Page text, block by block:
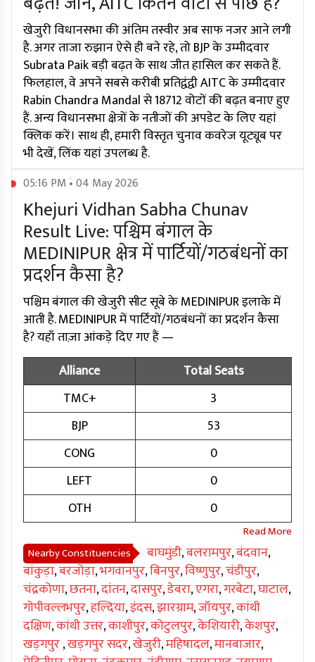
खेजुरी विधानसभा की अंतिम तस्वीर अब साफ नजर आने लगी
है. अगर ताजा रुझान ऐसे ही बने रहे, तो BJP के उम्मीदवार
Subrata Paik बड़ी बढ़त के साथ जीत हासिल कर सकते हैं.
फिलहाल, वे अपने सबसे करीबी प्रतिद्वंद्वी AITC के उम्मीदवार
Rabin Chandra Mandal से 18712 वोटों की बढ़त बनाए हुए
हैं. अन्य विधानसभा क्षेत्रों के नतीजों की अपडेट के लिए यहां
क्लिक करें। साथ ही, हमारी विस्तृत चुनाव कवरेज यूट्यूब पर
भी देखें, लिंक यहां उपलब्ध है.
05:16 PM • 04 May 2026
Khejuri Vidhan Sabha Chunav
Result Live: पश्चिम बंगाल के
MEDINIPUR क्षेत्र में पार्टियों/गठबंधनों का
प्रदर्शन कैसा है?
पश्चिम बंगाल की खेजुरी सीट सूबे के MEDINIPUR इलाके में
आती है. MEDINIPUR में पार्टियों/गठबंधनों का प्रदर्शन कैसा
है? यहाँ ताज़ा आंकड़े दिए गए हैं —
Alliance
Total Seats
TMC+
3
BJP
53
CONG
0
LEFT
0
OTH
0
Nearby Constituencies बाघमुंडी,बलरामपुर,बंदवान,
बांकुड़ा,बरजोड़ा,भगवानपुर,बिनपुर,विष्णुपुर,चंडीपुर,
चंद्रकोणा,छतना,दांतन,दासपुर,डेबरा,एगरा,गरबेटा,घाटाल,
गोपीवल्लभपुर,हल्दिया,इंदस,झारग्राम,जॉयपुर,कांथी
दक्षिण,कांथी उत्तर,काशीपुर,कोटुलपुर,केशियारी,केशपुर,
खड़गपुर,खड़गपुर सदर,खेजुरी,महिषादल,मानबाजार,